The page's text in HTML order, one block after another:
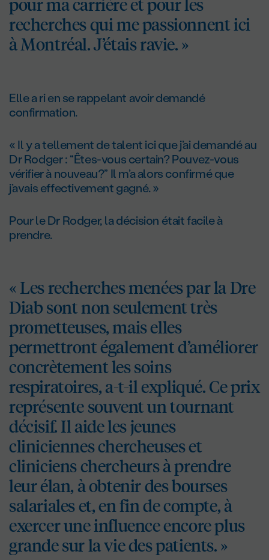
recherches qui me passionnent ici
à Montréal. J’étais ravie. »
Elle a ri en se rappelant avoir demandé
confirmation.
« Il y a tellement de talent ici que j’ai demandé au
Dr Rodger : “Êtes-vous certain? Pouvez-vous
vérifier à nouveau?” Il m’a alors confirmé que
j’avais effectivement gagné. »
Pour le Dr Rodger, la décision était facile à
prendre.
« Les recherches menées par la Dre
Diab sont non seulement très
prometteuses, mais elles
permettront également d’améliorer
concrètement les soins
respiratoires, a-t-il expliqué. Ce prix
représente souvent un tournant
décisif. Il aide les jeunes
cliniciennes chercheuses et
cliniciens chercheurs à prendre
leur élan, à obtenir des bourses
salariales et, en fin de compte, à
exercer une influence encore plus
grande sur la vie des patients. »